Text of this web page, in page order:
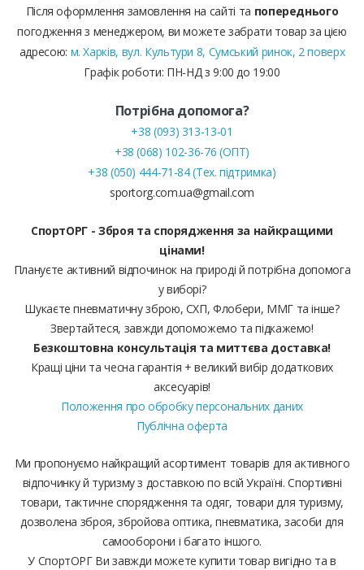
Після оформлення замовлення на сайті та попереднього
погодження з менеджером, ви можете забрати товар за цією
адресою: м. Харків, вул. Культури 8, Сумський ринок, 2 поверх
Графік роботи: ПН-НД з 9:00 до 19:00
Потрібна допомога?
+38 (093) 313-13-01
+38 (068) 102-36-76 (ОПТ)
+38 (050) 444-71-84 (Тех. підтримка)
sportorg.com.ua@gmail.com
СпортОРГ - Зброя та спорядження за найкращими
цінами!
Плануєте активний відпочинок на природі й потрібна допомога
у виборі?
Шукаєте пневматичну зброю, СХП, Флобери, ММГ та інше?
Звертайтеся, завжди допоможемо та підкажемо!
Безкоштовна консультація та миттєва доставка!
Кращі ціни та чесна гарантія + великий вибір додаткових
аксесуарів!
Положення про обробку персональних даних
Публічна оферта
Ми пропонуємо найкращий асортимент товарів для активного
відпочинку й туризму з доставкою по всій Україні. Спортивні
товари, тактичне спорядження та одяг, товари для туризму,
дозволена зброя, збройова оптика, пневматика, засоби для
самооборони і багато іншого.
У СпортОРГ Ви завжди можете купити товар вигідно та в